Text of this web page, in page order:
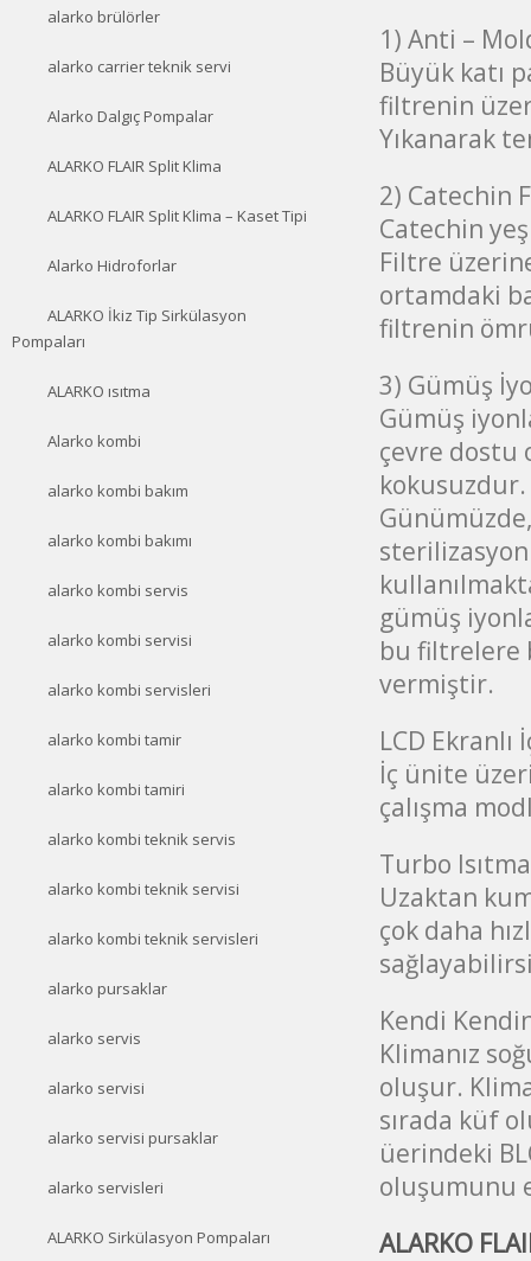
1) Anti –
Büyük katı
filtrenin
Yıkanarak
2) Catechin
Catechin
Filtre
ortamdaki
filtrenin
3) Gümüş
Gümüş
çevre dostu
gümüş
bu filtrelere
vermiştir.
LCD Ekranlı
İç ünite
çalışma
Turbo
Uzaktan
çok daha
Kendi
Klimanız
oluşur.
sırada küf
üerindeki
oluşumunu
ALARKO
alarko brülörler
alarko carrier teknik servi
Alarko Dalgıç Pompalar
ALARKO FLAIR Split Klima
ALARKO FLAIR Split Klima – Kaset Tipi
Alarko Hidroforlar
ALARKO İkiz Tip Sirkülasyon
Pompaları
ALARKO ısıtma
Alarko kombi
alarko kombi bakım
alarko kombi bakımı
alarko kombi servis
alarko kombi servisi
alarko kombi servisleri
alarko kombi tamir
alarko kombi tamiri
alarko kombi teknik servis
alarko kombi teknik servisi
alarko kombi teknik servisleri
alarko pursaklar
alarko servis
alarko servisi
alarko servisi pursaklar
alarko servisleri
ALARKO Sirkülasyon Pompaları